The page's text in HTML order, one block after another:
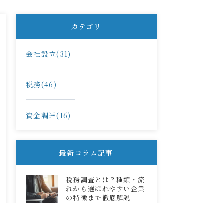
カテゴリ
会社設立(31)
税務(46)
資金調達(16)
最新コラム記事
税務調査とは？種類・流
れから選ばれやすい企業
の特徴まで徹底解説